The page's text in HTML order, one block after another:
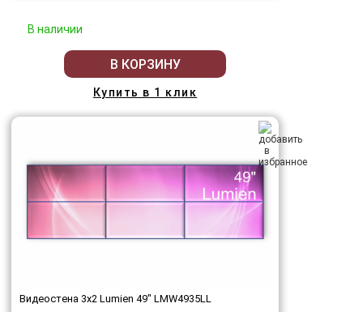
В наличии
В КОРЗИНУ
Купить в 1 клик
Видеостена 3x2 Lumien 49" LMW4935LL